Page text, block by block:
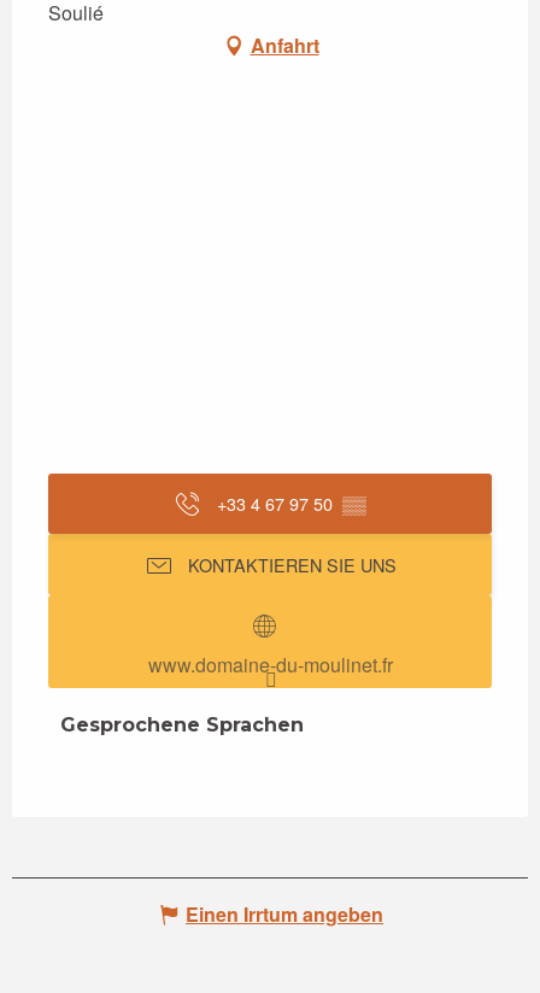
Soulié
Anfahrt
+33 4 67 97 50 ▒▒
KONTAKTIEREN SIE UNS
www.domaine-du-moulinet.fr
Gesprochene Sprachen
Gesprochene Sprachen
Einen Irrtum angeben